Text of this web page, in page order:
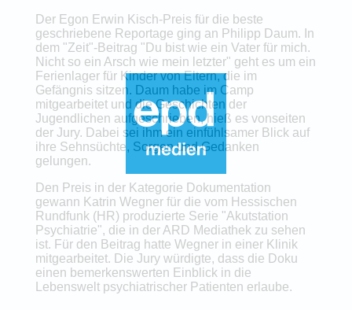
Der Egon Erwin Kisch-Preis für die beste
geschriebene Reportage ging an Philipp Daum. In
dem "Zeit"-Beitrag "Du bist wie ein Vater für mich.
Nicht so ein Arsch wie mein letzter" geht es um ein
Ferienlager für Kinder von Eltern, die im
Gefängnis sitzen. Daum habe im Camp
mitgearbeitet und die Geschichten der
Jugendlichen aufgeschrieben, hieß es vonseiten
der Jury. Dabei sei ihm ein einfühlsamer Blick auf
ihre Sehnsüchte, Sorgen und Gedanken
gelungen.
Den Preis in der Kategorie Dokumentation
gewann Katrin Wegner für die vom Hessischen
Rundfunk (HR) produzierte Serie "Akutstation
Psychiatrie", die in der ARD Mediathek zu sehen
ist. Für den Beitrag hatte Wegner in einer Klinik
mitgearbeitet. Die Jury würdigte, dass die Doku
einen bemerkenswerten Einblick in die
Lebenswelt psychiatrischer Patienten erlaube.